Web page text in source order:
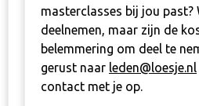
masterclasses bij jou past?
deelnemen, maar zijn de
belemmering om deel te
gerust naar leden@loesje.nl
contact met je op.